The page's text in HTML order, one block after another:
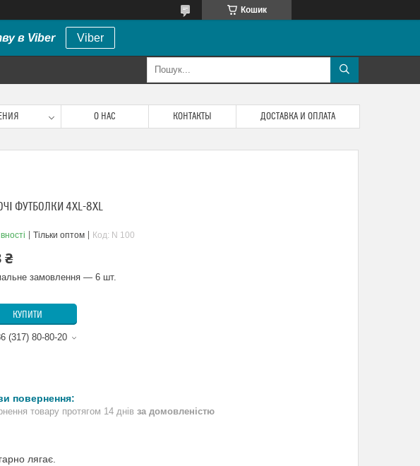
Кошик
в Viber Viber
О НАС КОНТАКТЫ ДОСТАВКА И ОПЛАТА
ФУТБОЛКИ 4XL-8XL
Тільки оптом Код: N 100
₴
замовлення — 6 шт.
КУПИТИ
(317) 80-80-20
товару протягом 14 днів за домовленістю
лягає.